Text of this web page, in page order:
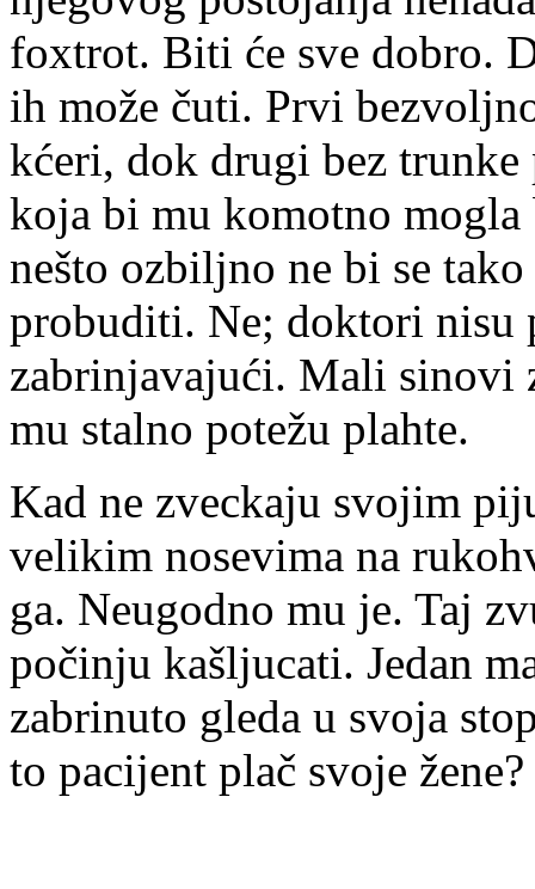
foxtrot. Biti će sve dobro.
ih može čuti. Prvi
kćeri, dok drugi bez trunke
koja bi mu komotno
nešto ozbiljno ne bi se
probuditi. Ne; doktori nisu
zabrinjavajući. Mali sinovi
mu stalno potežu plahte.
Kad ne zveckaju svojim
velikim nosevima na
ga. Neugodno mu je. Taj
počinju kašljucati. Jedan
zabrinuto gleda u svoja
to pacijent plač svoje žene?